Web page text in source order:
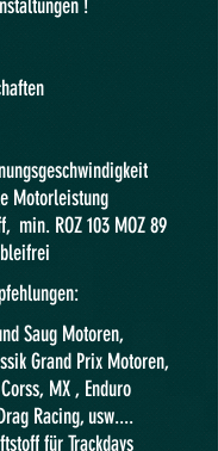
!
Motorleistung
min. ROZ 103 MOZ 89
bleifrei
Saug Motoren,
Grand Prix Motoren,
MX , Enduro
Racing, usw....
für Trackdays